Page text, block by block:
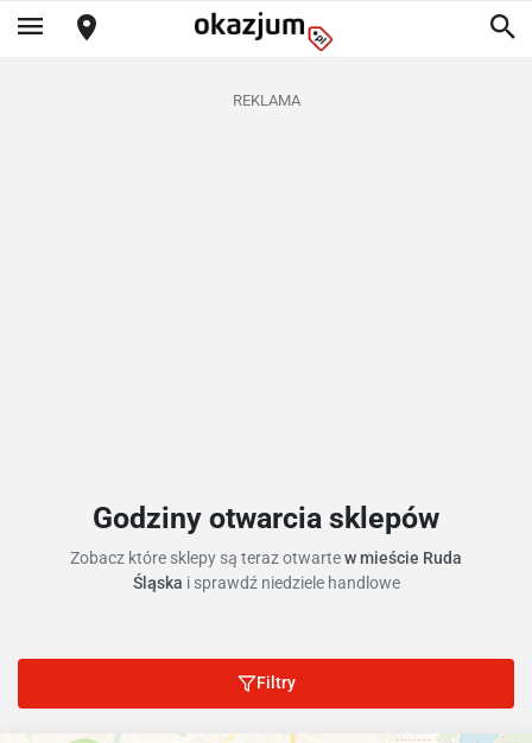
REKLAMA
Godziny otwarcia sklepów
Zobacz które sklepy są teraz otwartew mieście Ruda
Śląska i sprawdź niedziele handlowe
Filtry
85